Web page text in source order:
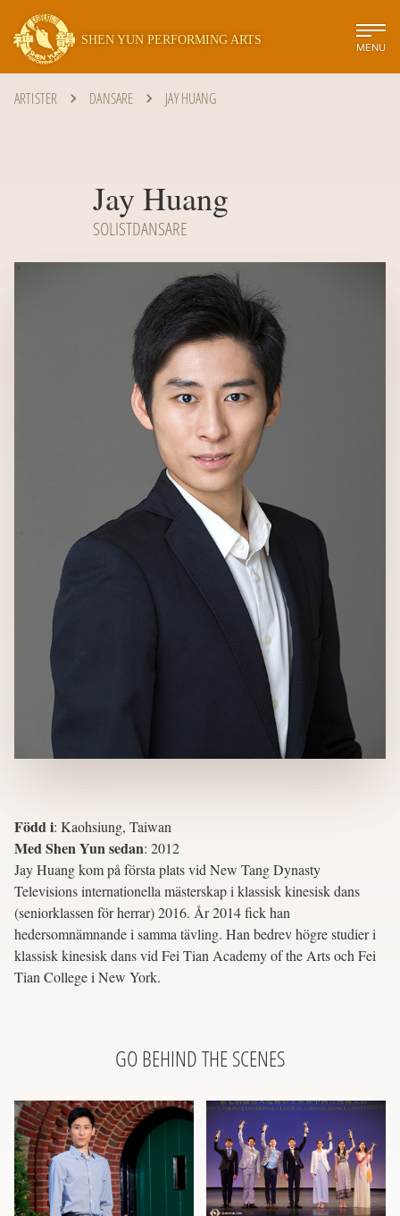
SHEN YUN PERFORMING ARTS
MENU
ARTISTER DANSARE JAY HUANG
Jay Huang
SOLISTDANSARE
Född i: Kaohsiung, Taiwan
Med Shen Yun sedan: 2012
Jay Huang kom på första plats vid New Tang Dynasty
Televisions internationella mästerskap i klassisk kinesisk dans
(seniorklassen för herrar) 2016. År 2014 fick han
hedersomnämnande i samma tävling. Han bedrev högre studier i
klassisk kinesisk dans vid Fei Tian Academy of the Arts och Fei
Tian College i New York.
GO BEHIND THE SCENES